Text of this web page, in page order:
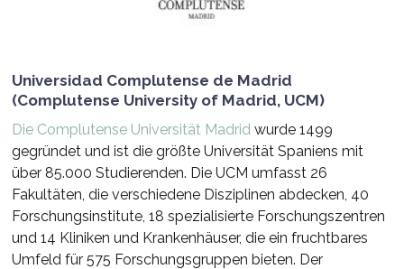
Universidad Complutense de Madrid
(Complutense University of Madrid, UCM)
Die Complutense Universität Madrid wurde 1499
gegründet und ist die größte Universität Spaniens mit
über 85.000 Studierenden. Die UCM umfasst 26
Fakultäten, die verschiedene Disziplinen abdecken, 40
Forschungsinstitute, 18 spezialisierte Forschungszentren
und 14 Kliniken und Krankenhäuser, die ein fruchtbares
Umfeld für 575 Forschungsgruppen bieten. Der